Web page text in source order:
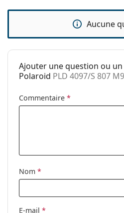
Catégorie:
Lunettes
Polaroid
Code:
PLD
Aucune
Ajouter une question ou
Polaroid PLD 4097/S 807
Commentaire *
Nom *
E-mail *